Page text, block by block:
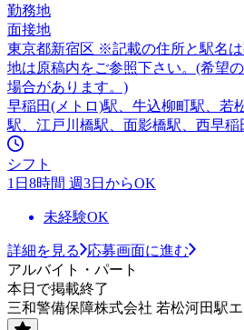
勤務地
面接地
東京都新宿区 ※記載の住所と駅名
地は原稿内をご参照下さい。(希望
場合があります。)
早稲田(メトロ)駅、牛込柳町駅、若
駅、江戸川橋駅、面影橋駅、西早
シフト
1日8時間 週3日からOK
未経験OK
詳細を見る
応募画面に進む
アルバイト・パート
本日で掲載終了
三和警備保障株式会社 若松河田駅